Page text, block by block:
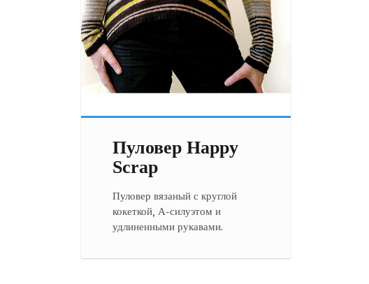
Пуловер Happy
Scrap
Пуловер вязаный с круглой
кокеткой, А-силуэтом и
удлиненными рукавами.